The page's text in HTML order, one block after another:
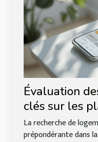
Évaluation
clés sur les
recherche
La recherche de
prépondérante dans